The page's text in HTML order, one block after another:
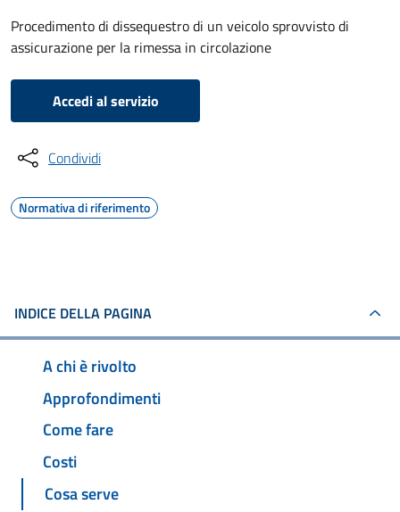
Procedimento di dissequestro di un veicolo sprovvisto di
assicurazione per la rimessa in circolazione
Accedi al servizio
Condividi
Normativa di riferimento
INDICE DELLA PAGINA
A chi è rivolto
Approfondimenti
Come fare
Costi
Cosa serve